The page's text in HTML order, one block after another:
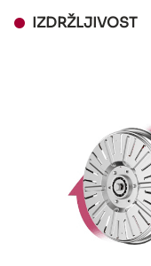
IZDRŽLJIVOST